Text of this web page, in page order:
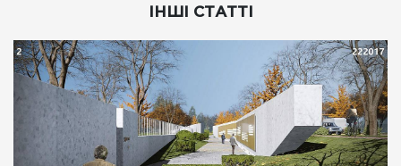
ІНШІ СТАТТІ